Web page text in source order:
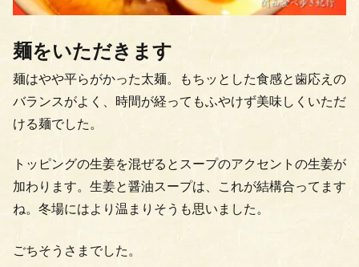
麺をいただきます
麺はやや平らがかった太麺。もちッとした食感と歯応えの
バランスがよく、時間が経ってもふやけず美味しくいただ
ける麺でした。
トッピングの生姜を混ぜるとスープのアクセントの生姜が
加わります。生姜と醤油スープは、これが結構合ってます
ね。冬場にはより温まりそうも思いました。
ごちそうさまでした。